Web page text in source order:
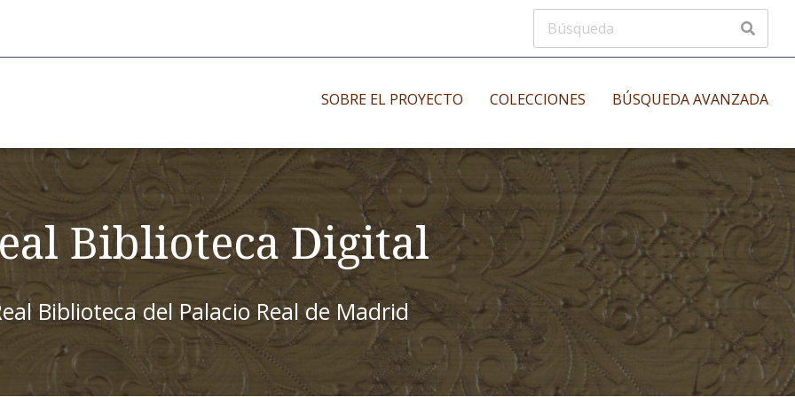
SOBRE EL PROYECTO COLECCIONES
Impresos antiguos
Impresos modernos
Impresos menores
Manuscritos musicales
Incunables
BÚSQUEDA AVANZADA
Biblioteca Digital
Biblioteca del Palacio Real de Madrid